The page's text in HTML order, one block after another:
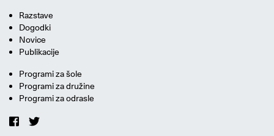
Razstave
Dogodki
Novice
Publikacije
Programi za šole
Programi za družine
Programi za odrasle